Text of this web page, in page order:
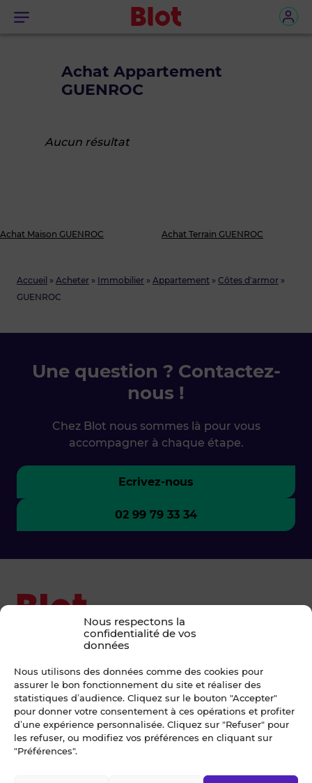
Nous respectons la
confidentialité de vos
données
Nous utilisons des données comme des cookies pour
assurer le bon fonctionnement du site et réaliser des
statistiques d’audience. Cliquez sur le bouton "Accepter"
pour donner votre consentement à ces opérations et profiter
d’une expérience personnalisée. Cliquez sur "Refuser" pour
les refuser, ou modifiez vos préférences en cliquant sur
"Préférences".
Menu
Accueil » Acheter » Immobilier » Appartement » Côtes d'armor »
GUENROC
Achat Appartement
GUENROC
Aucun résultat
Achat Maison GUENROC Achat Terrain GUENROC
Une question ? Contactez-
nous !
Chez Blot nous sommes là pour vous
accompagner à chaque étape.
Ecrivez-nous
02 99 79 33 34
© Blot 2026
NAVIGATION
Vendre